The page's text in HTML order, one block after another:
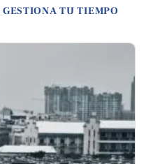
GESTIONA TU TIEMPO